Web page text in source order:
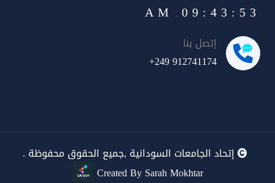
09:43:53 AM
إتصل بنا
+249 912741174
إتحاد الجامعات السودانية ,جميع الحقوق محفوظة .
Created By Sarah Mokhtar